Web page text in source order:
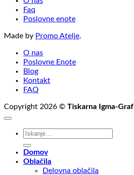
Faq
Poslovne enote
Made by Promo Atelje.
O nas
Poslovne Enote
Blog
Kontakt
FAQ
Copyright 2026 © Tiskarna Igma-Graf
Išči:
Domov
Oblačila
Delovna oblačila